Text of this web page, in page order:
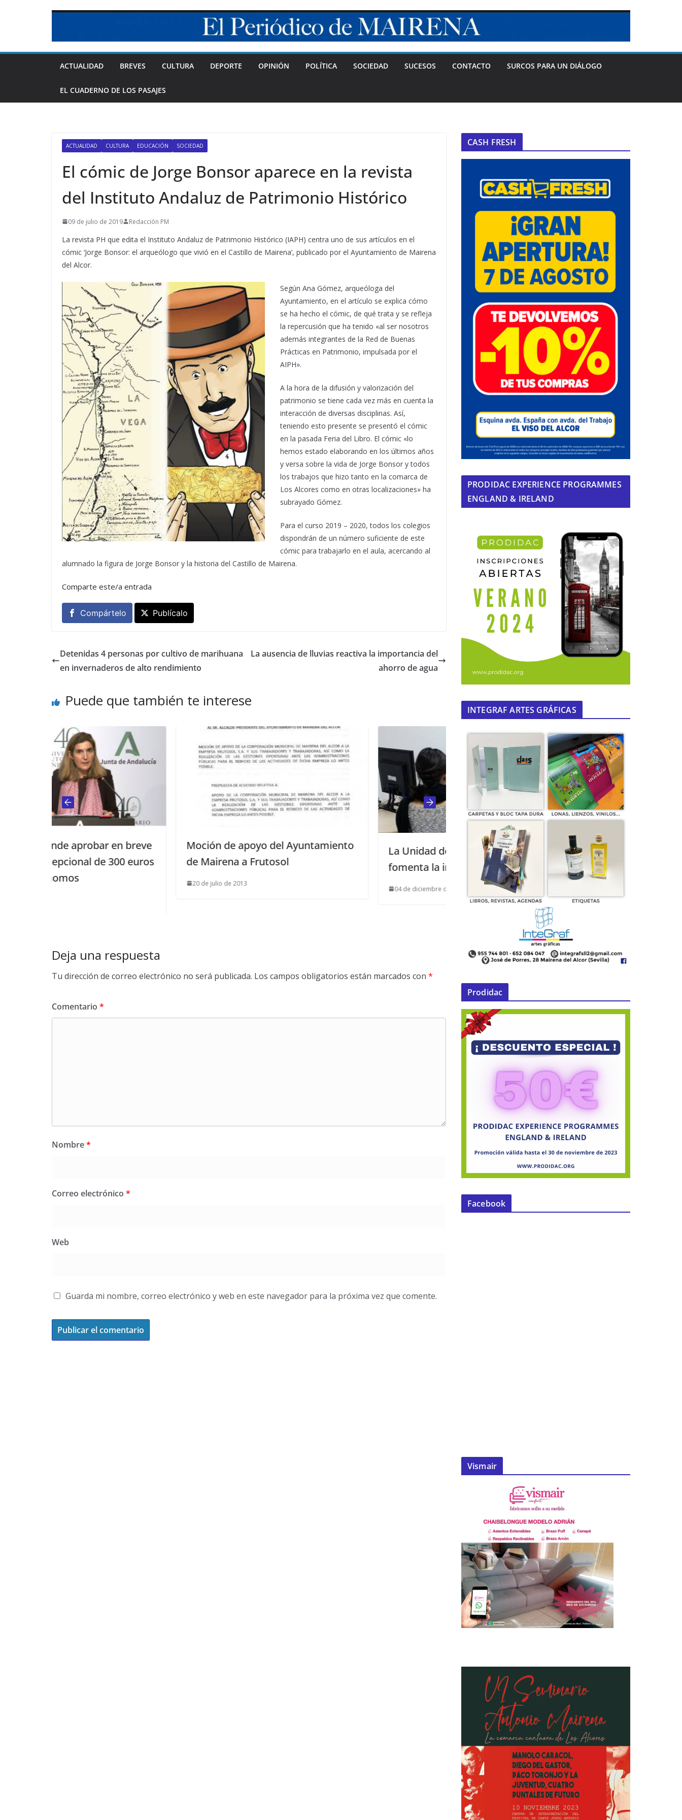
ACTUALIDAD BREVES CULTURA DEPORTE OPINIÓN POLÍTICA SOCIEDAD SUCESOS CONTACTO SURCOS PARA UN DIÁLOGO
EL CUADERNO DE LOS PASAJES
ACTUALIDAD CULTURA EDUCACIÓN SOCIEDAD
El cómic de Jorge Bonsor aparece en la revista
del Instituto Andaluz de Patrimonio Histórico
09 de julio de 2019 Redacción PM
La revista PH que edita el Instituto Andaluz de Patrimonio Histórico (IAPH) centra uno de sus artículos en el
cómic ‘Jorge Bonsor: el arqueólogo que vivió en el Castillo de Mairena’, publicado por el Ayuntamiento de Mairena
del Alcor.
Según Ana Gómez, arqueóloga del
Ayuntamiento, en el artículo se explica cómo
se ha hecho el cómic, de qué trata y se refleja
la repercusión que ha tenido «al ser nosotros
además integrantes de la Red de Buenas
Prácticas en Patrimonio, impulsada por el
AIPH».
A la hora de la difusión y valorización del
patrimonio se tiene cada vez más en cuenta la
interacción de diversas disciplinas. Así,
teniendo esto presente se presentó el cómic
en la pasada Feria del Libro. El cómic «lo
hemos estado elaborando en los últimos años
y versa sobre la vida de Jorge Bonsor y todos
los trabajos que hizo tanto en la comarca de
Los Alcores como en otras localizaciones» ha
subrayado Gómez.
Para el curso 2019 – 2020, todos los colegios
dispondrán de un número suficiente de este
cómic para trabajarlo en el aula, acercando al
alumnado la figura de Jorge Bonsor y la historia del Castillo de Mairena.
Comparte este/a entrada
Compártelo Publícalo
Detenidas 4 personas por cultivo de marihuana
en invernaderos de alto rendimiento
La ausencia de lluvias reactiva la importancia del
ahorro de agua
Puede que también te interese
en breve
300 euros
Moción de apoyo del Ayuntamiento
de Mairena a Frutosol
La Unidad de Empleo de Mujer
fomenta la inserción laboral
La Junta pretende aprobar en breve
una ayuda excepcional de 300 euros
para los autónomos
15 de abril de 2020
Deja una respuesta
Tu dirección de correo electrónico no será publicada. Los campos obligatorios están marcados con *
Comentario *
Nombre*
Correo electrónico *
Web
Guarda mi nombre, correo electrónico y web en este navegador para la próxima vez que comente.
CASH FRESH
PRODIDAC EXPERIENCE PROGRAMMES
ENGLAND & IRELAND
INTEGRAF ARTES GRÁFICAS
Prodidac
Facebook
Vismair